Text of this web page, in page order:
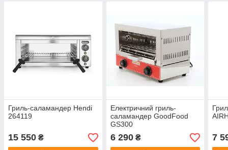
Гриль-саламандер Hendi
264119
15 550 ₴
Електричний гриль-
саламандер GoodFood
GS300
6 290₴ 7